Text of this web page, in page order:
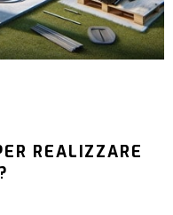
REALIZZARE